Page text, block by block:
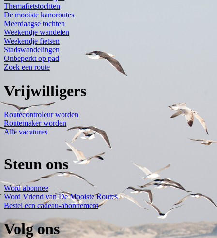
Themafietstochten
De mooiste kanoroutes
Meerdaagse tochten
Weekendje wandelen
Weekendje fietsen
Stadswandelingen
Onbeperkt op pad
Zoek een route
Vrijwilligers
Routecontroleur worden
Routemaker worden
Alle vacatures
Steun ons
Word abonnee
Word Vriend van De Mooiste Routes
Bestel een cadeau-abonnement
Volg ons